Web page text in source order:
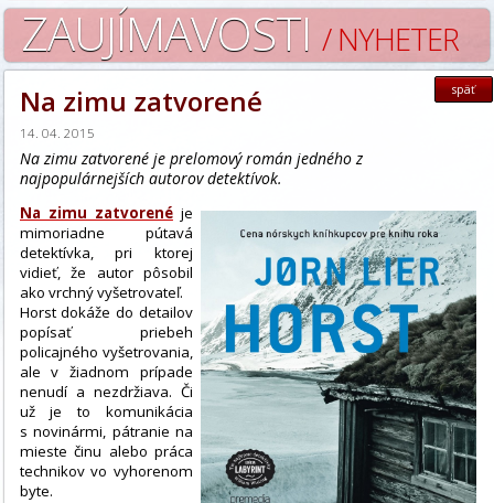
ZAUJÍMAVOSTI/ NYHETER
späť
Na zimu zatvorené
14. 04. 2015
Na zimu zatvorené je prelomový román jedného z
najpopulárnejších autorov detektívok.
Na zimu zatvorenéje
mimoriadne pútavá
detektívka, pri ktorej
vidieť, že autor pôsobil
ako vrchný vyšetrovateľ.
Horst dokáže do detailov
popísať priebeh
policajného vyšetrovania,
ale v žiadnom prípade
nenudí a nezdržiava. Či
už je to komunikácia
s novinármi, pátranie na
mieste činu alebo práca
technikov vo vyhorenom
byte.